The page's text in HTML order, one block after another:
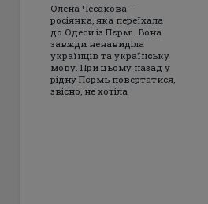
Олена Чесакова –
росіянка, яка переїхала
до Одеси із Пєрмі. Вона
завжди ненавиділа
українців та українську
мову. При цьому назад у
рідну Пєрмь повертатися,
звісно, ​​не хотіла